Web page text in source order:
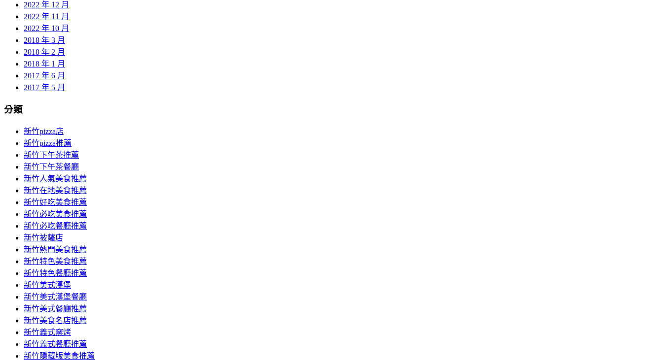
2022 年 12 月
2022 年 11 月
2022 年 10 月
2018 年 3 月
2018 年 2 月
2018 年 1 月
2017 年 6 月
2017 年 5 月
分類
新竹pizza店
新竹pizza推薦
新竹下午茶推薦
新竹下午茶餐廳
新竹人氣美食推薦
新竹在地美食推薦
新竹好吃美食推薦
新竹必吃美食推薦
新竹必吃餐廳推薦
新竹披薩店
新竹熱門美食推薦
新竹特色美食推薦
新竹特色餐廳推薦
新竹美式漢堡
新竹美式漢堡餐廳
新竹美式餐廳推薦
新竹美食名店推薦
新竹義式窯烤
新竹義式餐廳推薦
新竹隱藏版美食推薦